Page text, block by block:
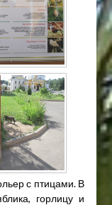
с птицами. В
горлицу и